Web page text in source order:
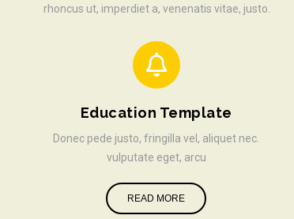
rhoncus ut, imperdiet a, venenatis vitae, justo.
Education Template
Donec pede justo, fringilla vel, aliquet nec.
vulputate eget, arcu
READ MORE